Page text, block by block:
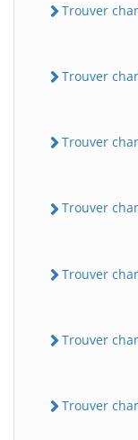
Trouver
Trouver
Trouver
Trouver
Trouver
Trouver
Trouver